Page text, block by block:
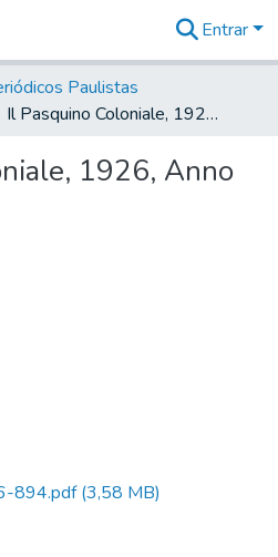
&
Coleções
Tudo na
Digital
Entrar
Paulistas
Il Pasquino Coloniale, 1926, Anno XVIII, n. 0894
1926, Anno
894.pdf(3,58 MB)